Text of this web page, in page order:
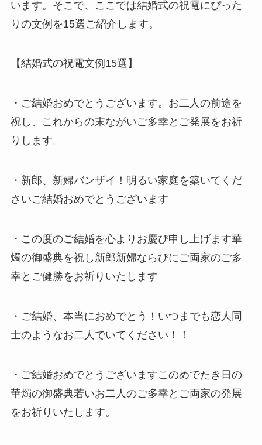
います。そこで、ここでは結婚式の祝電にぴった
りの文例を15選ご紹介します。
【結婚式の祝電文例15選】
・ご結婚おめでとうございます。お二人の前途を
祝し、これからの末ながいご多幸とご発展をお祈
りします。
・新郎、新婦バンザイ！明るい家庭を築いてくだ
さいご結婚おめでとうございます
・この度のご結婚を心よりお慶び申し上げます華
燭の御盛典を祝し新郎新婦ならびにご両家のご多
幸とご健勝をお祈りいたします
・ご結婚、本当におめでとう！いつまでも恋人同
士のようなお二人でいてください！！
・ご結婚おめでとうございますこのめでたき日の
華燭の御盛典若いお二人のご多幸とご両家の発展
をお祈りいたします。